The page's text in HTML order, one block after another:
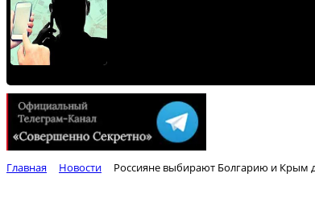
Главная Новости Россияне выбирают Болгарию и Крым